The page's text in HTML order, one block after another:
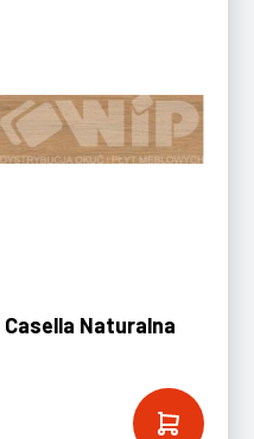
Casella Naturalna